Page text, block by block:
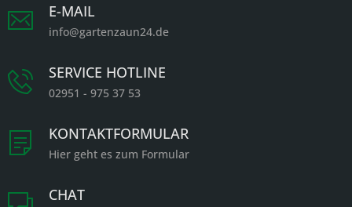
E-MAIL
info@gartenzaun24.de
SERVICE HOTLINE
02951 - 975 37 53
KONTAKTFORMULAR
Hier geht es zum Formular
CHAT